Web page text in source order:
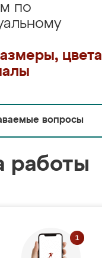
по
цвета
вопросы
работы